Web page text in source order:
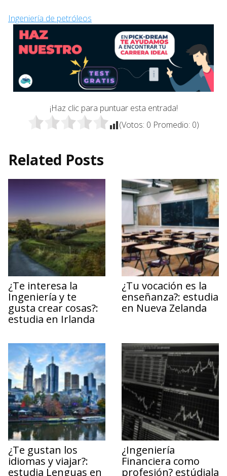
Ingeniería de petróleos
¡Haz clic para puntuar esta entrada!
(Votos: 0 Promedio: 0)
Related Posts
¿Te interesa la
Ingeniería y te
gusta crear cosas?:
estudia en Irlanda
¿Tu vocación es la
enseñanza?: estudia
en Nueva Zelanda
¿Te gustan los
idiomas y viajar?:
estudia Lenguas en
¿Ingeniería
Financiera como
profesión? estúdiala